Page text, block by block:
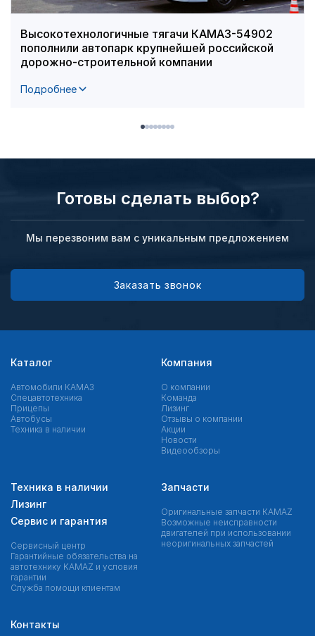
Высокотехнологичные тягачи КАМАЗ-54902
пополнили автопарк крупнейшей российской
дорожно-строительной компании
Подробнее
Готовы сделать выбор?
Мы перезвоним вам с уникальным предложением
Заказать звонок
Каталог
Автомобили КАМАЗ
Спецавтотехника
Прицепы
Автобусы
Техника в наличии
Компания
О компании
Команда
Лизинг
Отзывы о компании
Акции
Новости
Видеообзоры
Техника в наличии
Лизинг
Сервис и гарантия
Сервисный центр
Гарантийные обязательства на
автотехнику KAMAZ и условия
гарантии
Служба помощи клиентам
Запчасти
Оригинальные запчасти КAMAZ
Возможные неисправности
двигателей при использовании
неоригинальных запчастей
Контакты